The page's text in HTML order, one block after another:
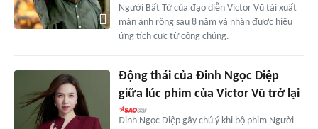
Người Bất Tử của đạo diễn Victor Vũ tái xuất
màn ảnh rộng sau 8 năm và nhận được hiệu
ứng tích cực từ công chúng.
Động thái của Đinh Ngọc Diệp
giữa lúc phim của Victor Vũ trở lại
Đinh Ngọc Diệp gây chú ý khi bộ phim Người